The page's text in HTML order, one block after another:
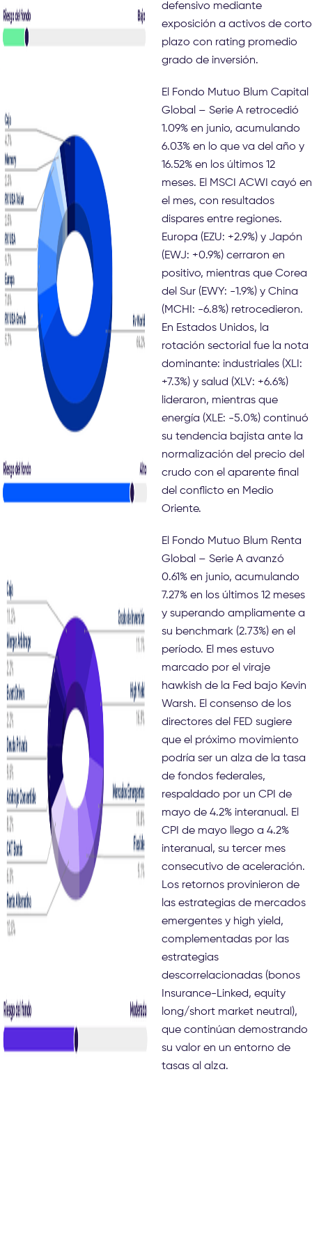
defensivo mediante
exposición a activos de corto
plazo con rating promedio
grado de inversión.
El Fondo Mutuo Blum Capital
Global – Serie A retrocedió
1.09% en junio, acumulando
6.03% en lo que va del año y
16.52% en los últimos 12
meses. El MSCI ACWI cayó en
el mes, con resultados
dispares entre regiones.
Europa (EZU: +2.9%) y Japón
(EWJ: +0.9%) cerraron en
positivo, mientras que Corea
del Sur (EWY: -1.9%) y China
(MCHI: -6.8%) retrocedieron.
En Estados Unidos, la
rotación sectorial fue la nota
dominante: industriales (XLI:
+7.3%) y salud (XLV: +6.6%)
lideraron, mientras que
energía (XLE: -5.0%) continuó
su tendencia bajista ante la
normalización del precio del
crudo con el aparente final
del conflicto en Medio
Oriente.
El Fondo Mutuo Blum Renta
Global – Serie A avanzó
0.61% en junio, acumulando
7.27% en los últimos 12 meses
y superando ampliamente a
su benchmark (2.73%) en el
período. El mes estuvo
marcado por el viraje
hawkish de la Fed bajo Kevin
Warsh. El consenso de los
directores del FED sugiere
que el próximo movimiento
podría ser un alza de la tasa
de fondos federales,
respaldado por un CPI de
mayo de 4.2% interanual. El
CPI de mayo llego a 4.2%
interanual, su tercer mes
consecutivo de aceleración.
Los retornos provinieron de
las estrategias de mercados
emergentes y high yield,
complementadas por las
estrategias
descorrelacionadas (bonos
Insurance-Linked, equity
long/short market neutral),
que continúan demostrando
su valor en un entorno de
tasas al alza.